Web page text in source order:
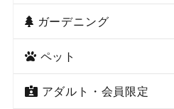
ガーデニング
ペット
アダルト・会員限定